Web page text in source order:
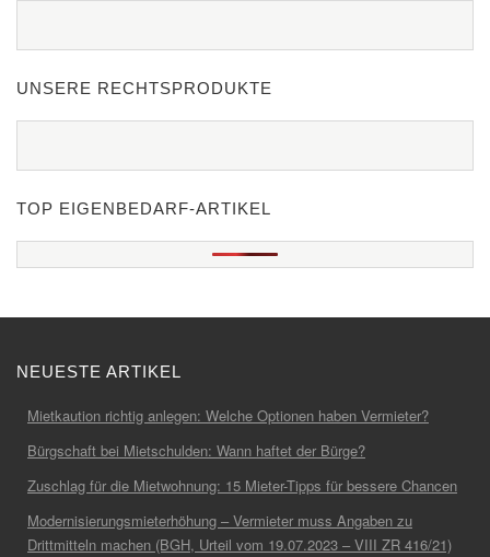
UNSERE RECHTSPRODUKTE
TOP EIGENBEDARF-ARTIKEL
NEUESTE ARTIKEL
Mietkaution richtig anlegen: Welche Optionen haben Vermieter?
Bürgschaft bei Mietschulden: Wann haftet der Bürge?
Zuschlag für die Mietwohnung: 15 Mieter-Tipps für bessere Chancen
Modernisierungsmieterhöhung – Vermieter muss Angaben zu
Drittmitteln machen (BGH, Urteil vom 19.07.2023 – VIII ZR 416/21)